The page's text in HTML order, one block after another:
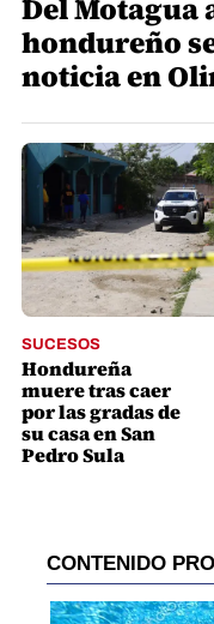
Del Motagua
hondureño
noticia en
SUCESOS
Hondureña
muere tras caer
por las gradas de
su casa en San
Pedro Sula